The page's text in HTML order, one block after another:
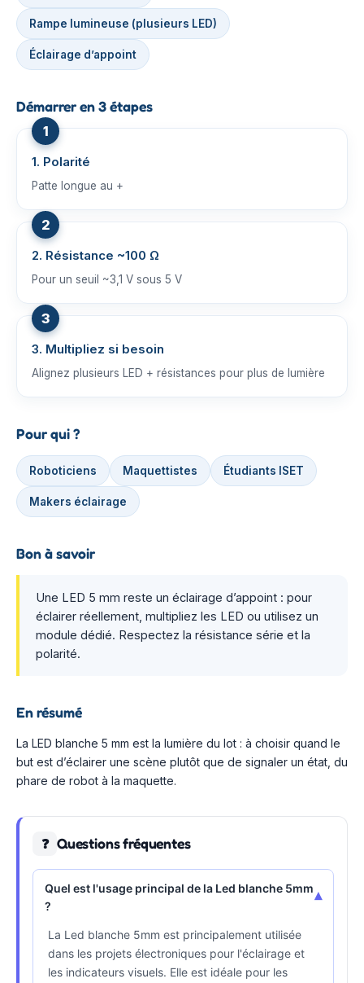
Rampe lumineuse (plusieurs LED)
Éclairage d’appoint
Démarrer en 3 étapes
1. Polarité
Patte longue au +
2. Résistance ~100 Ω
Pour un seuil ~3,1 V sous 5 V
3. Multipliez si besoin
Alignez plusieurs LED + résistances pour plus de lumière
Pour qui ?
Roboticiens Maquettistes Étudiants ISET
Makers éclairage
Bon à savoir
Une LED 5 mm reste un éclairage d’appoint : pour
éclairer réellement, multipliez les LED ou utilisez un
module dédié. Respectez la résistance série et la
polarité.
En résumé
La LED blanche 5 mm est la lumière du lot : à choisir quand le
but est d’éclairer une scène plutôt que de signaler un état, du
phare de robot à la maquette.
❓ Questions fréquentes
Quel est l'usage principal de la Led blanche 5mm
?
▾
La Led blanche 5mm est principalement utilisée
dans les projets électroniques pour l'éclairage et
les indicateurs visuels. Elle est idéale pour les